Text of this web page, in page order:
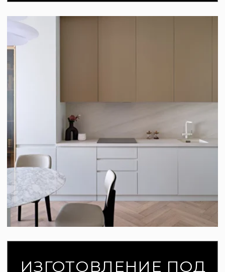
клиента.
Мы стремимся к тому, чтобы каждый
диалога, точной работы и эстетики,
которая не теряет актуальности.
Наши ценности
✓ Индивидуальный подход к каждому
заказу
✓ Честность и прозрачность на всех
этапах
✓ Качество без компромиссов
✓ Внимание к деталям
✓ Уважение к времени клиента
✓ Ответственность за результат
✓ Всегда доводим проект до
качественного завершения